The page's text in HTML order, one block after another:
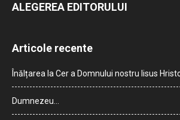
ALEGEREA EDITORULUI
Articole recente
Înălțarea la Cer a Domnului nostru Iisus
Dumnezeu…